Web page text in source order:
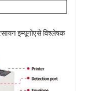
इम्यूनोएसे विश्लेषक